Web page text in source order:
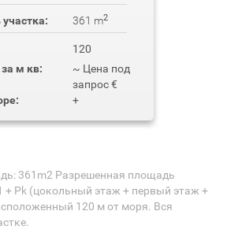
361 m2
120
м кв:
~ Цена под
запрос €
+
361m2 Разрешенная площадь
+ Pk (цокольный этаж + первый этаж +
120 м от моря. Вся